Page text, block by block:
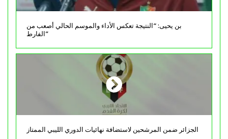
بن يحيى: “النتيجة تعكس الأداء والموسم الحالي أصعب من
الفارط”
الجزائر ضمن المرشحين لاستضافة نهائيات الدوري الليبي الممتاز